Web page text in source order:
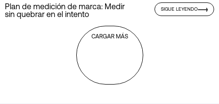
Plan de medición de marca: Medir
sin quebrar en el intento
SIGUE LEYENDO
CARGAR MÁS